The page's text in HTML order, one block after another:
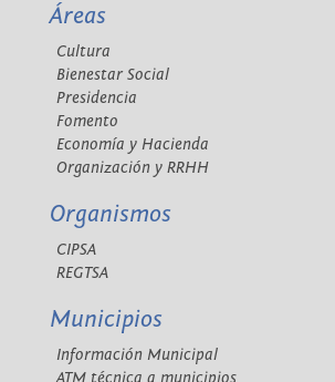
Áreas
Cultura
Bienestar Social
Presidencia
Fomento
Economía y Hacienda
Organización y RRHH
Organismos
CIPSA
REGTSA
Municipios
Información Municipal
ATM técnica a municipios